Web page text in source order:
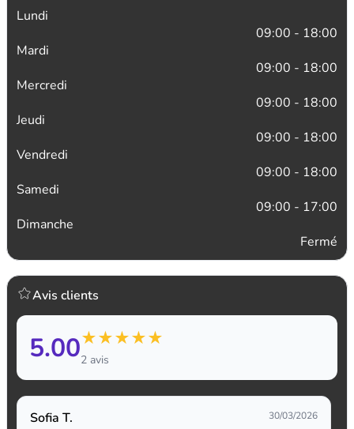
Lundi
09:00 - 18:00
Mardi
09:00 - 18:00
Mercredi
09:00 - 18:00
Jeudi
09:00 - 18:00
Vendredi
09:00 - 18:00
Samedi
09:00 - 17:00
Dimanche
Fermé
Avis clients
5.00★★★★★
2 avis
Sofia T. 30/03/2026